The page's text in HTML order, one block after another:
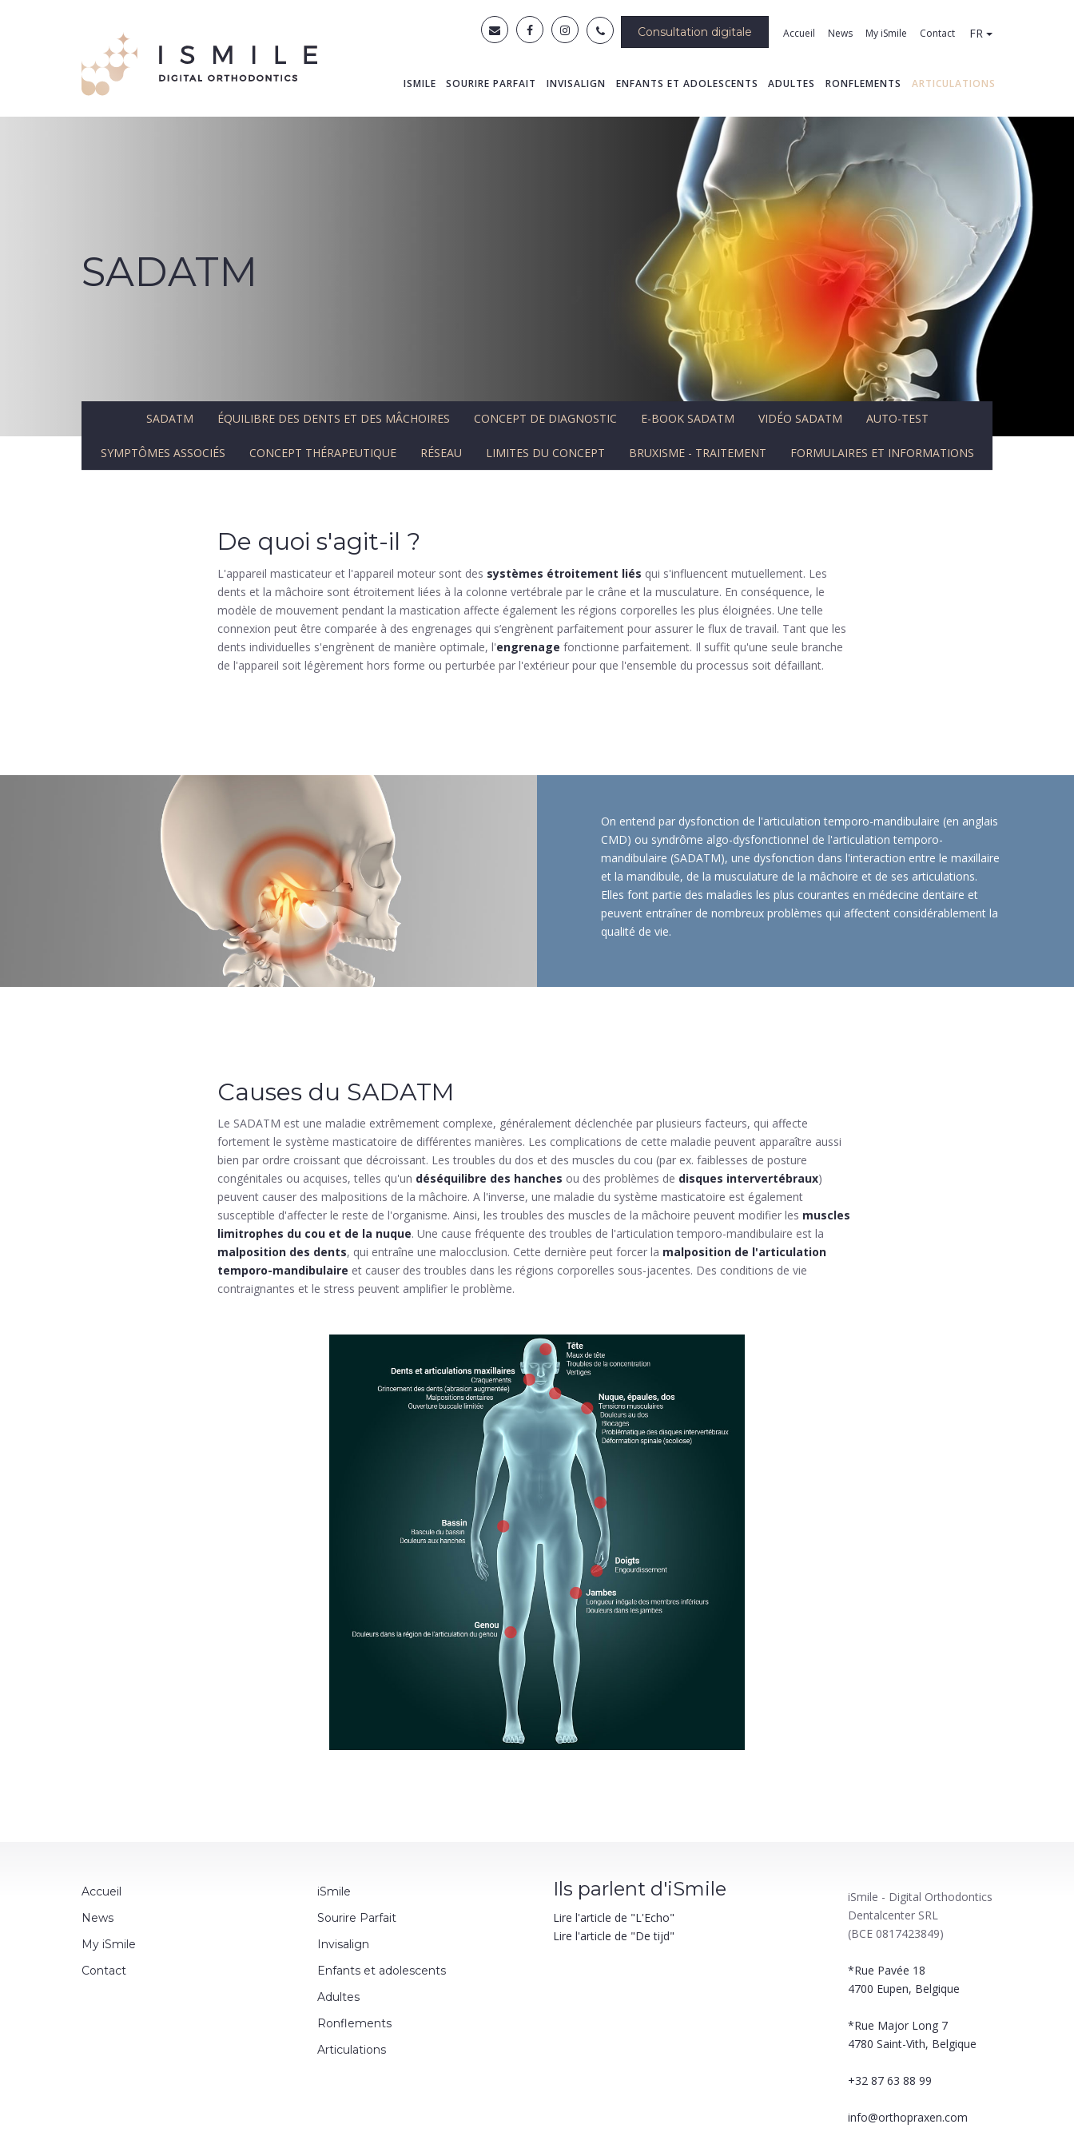
Consultation digitale FR
Accueil News My iSmile Contact
ISMILE SOURIRE PARFAIT INVISALIGN ENFANTS ET ADOLESCENTS ADULTES RONFLEMENTS ARTICULATIONS
SADATM
SADATM ÉQUILIBRE DES DENTS ET DES MÂCHOIRES CONCEPT DE DIAGNOSTIC E-BOOK SADATM VIDÉO SADATM AUTO-TEST
SYMPTÔMES ASSOCIÉS CONCEPT THÉRAPEUTIQUE RÉSEAU LIMITES DU CONCEPT BRUXISME - TRAITEMENT FORMULAIRES ET INFORMATIONS
De quoi s'agit-il ?
L'appareil masticateur et l'appareil moteur sont des systèmes étroitement liés qui s'influencent mutuellement. Les
dents et la mâchoire sont étroitement liées à la colonne vertébrale par le crâne et la musculature. En conséquence, le
modèle de mouvement pendant la mastication affecte également les régions corporelles les plus éloignées. Une telle
connexion peut être comparée à des engrenages qui s’engrènent parfaitement pour assurer le flux de travail. Tant que les
dents individuelles s'engrènent de manière optimale, l'engrenage fonctionne parfaitement. Il suffit qu'une seule branche
de l'appareil soit légèrement hors forme ou perturbée par l'extérieur pour que l'ensemble du processus soit défaillant.
On entend par dysfonction de l'articulation temporo-mandibulaire (en anglais
CMD) ou syndrôme algo-dysfonctionnel de l'articulation temporo-
mandibulaire (SADATM), une dysfonction dans l'interaction entre le maxillaire
et la mandibule, de la musculature de la mâchoire et de ses articulations.
Elles font partie des maladies les plus courantes en médecine dentaire et
peuvent entraîner de nombreux problèmes qui affectent considérablement la
qualité de vie.
Causes du SADATM
Le SADATM est une maladie extrêmement complexe, généralement déclenchée par plusieurs facteurs, qui affecte
fortement le système masticatoire de différentes manières. Les complications de cette maladie peuvent apparaître aussi
bien par ordre croissant que décroissant. Les troubles du dos et des muscles du cou (par ex. faiblesses de posture
congénitales ou acquises, telles qu'un déséquilibre des hanches ou des problèmes de disques intervertébraux)
peuvent causer des malpositions de la mâchoire. A l'inverse, une maladie du système masticatoire est également
susceptible d'affecter le reste de l'organisme. Ainsi, les troubles des muscles de la mâchoire peuvent modifier les muscles
limitrophes du cou et de la nuque. Une cause fréquente des troubles de l'articulation temporo-mandibulaire est la
malposition des dents, qui entraîne une malocclusion. Cette dernière peut forcer la malposition de l'articulation
temporo-mandibulaire et causer des troubles dans les régions corporelles sous-jacentes. Des conditions de vie
contraignantes et le stress peuvent amplifier le problème.
Accueil
News
My iSmile
Contact
iSmile
Sourire Parfait
Invisalign
Enfants et adolescents
Adultes
Ronflements
Articulations
Ils parlent d'iSmile
Lire l'article de "L'Echo"
Lire l'article de "De tijd"
iSmile - Digital Orthodontics
Dentalcenter SRL
(BCE 0817423849)
*Rue Pavée 18
4700 Eupen, Belgique
*Rue Major Long 7
4780 Saint-Vith, Belgique
+32 87 63 88 99
info@orthopraxen.com